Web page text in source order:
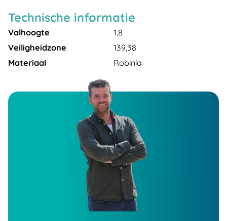
Technische informatie
Valhoogte
1,8
Veiligheidzone
139,38
Materiaal
Robinia